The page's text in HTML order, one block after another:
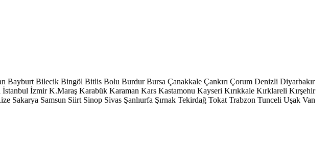
Bayburt Bilecik Bingöl Bitlis Bolu Burdur Bursa Çanakkale Çankırı Çorum Denizli Diyarbakır
İstanbul İzmir K.Maraş Karabük Karaman Kars Kastamonu Kayseri Kırıkkale Kırklareli Kırşehir
Sakarya Samsun Siirt Sinop Sivas Şanlıurfa Şırnak Tekirdağ Tokat Trabzon Tunceli Uşak Van